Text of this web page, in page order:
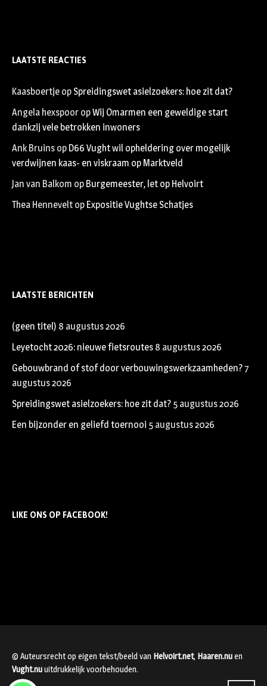
LAATSTE REACTIES
Kaasboertje op Spreidingswet asielzoekers: hoe zit dat?
Angela hexspoor opWij Omarmen een geweldige start
dankzij vele betrokken inwoners
Ank Bruins op D66 Vught wil opheldering over mogelijk
verdwijnen kaas- en viskraam op Marktveld
Jan van Balkom op Burgemeester, let op Helvoirt
Thea Hennevelt op Expositie Vughtse Schatjes
LAATSTE BERICHTEN
(geen titel) 8 augustus 2026
Leyetocht 2026: nieuwe fietsroutes 8 augustus 2026
Gebouwbrand of stof door verbouwingswerkzaamheden?7
augustus 2026
Spreidingswet asielzoekers: hoe zit dat? 5 augustus 2026
Een bijzonder en geliefd toernooi 5 augustus 2026
LIKE ONS OP FACEBOOK!
© Auteursrecht op eigen tekst/beeld van Helvoirt.net, Haaren.nuen
Vught.nuuitdrukkelijk voorbehouden.